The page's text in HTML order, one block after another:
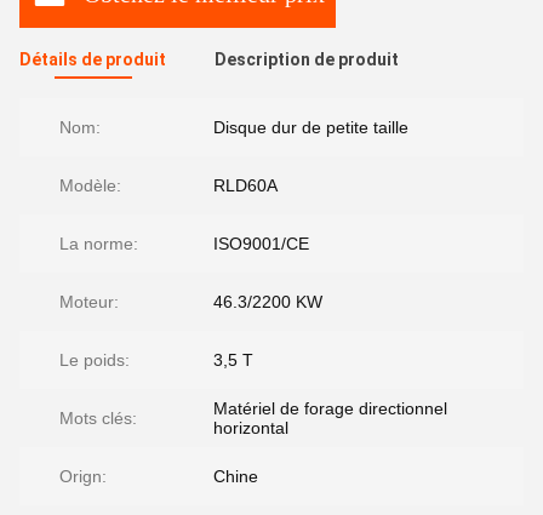
Détails de produit Description de produit
Nom: Disque dur de petite taille
Modèle: RLD60A
La norme: ISO9001/CE
Moteur: 46.3/2200 KW
Le poids: 3,5 T
Mots clés:
Matériel de forage directionnel
horizontal
Orign: Chine